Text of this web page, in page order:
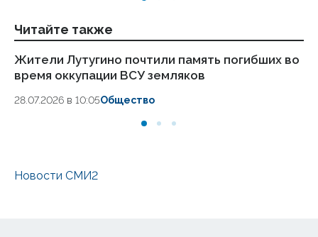
Читайте также
Жители Лутугино почтили память погибших во
время оккупации ВСУ земляков
28.07.2026 в 10:05Общество
Новости СМИ2